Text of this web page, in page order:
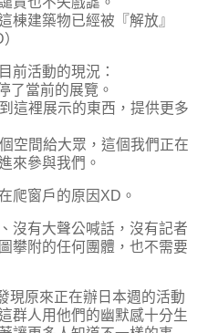
棟建築物已經被『解放』
前活動的現況：
了當前的展覽。
這裡展示的東西，提供更多
空間給大眾，這個我們正在
來參與我們。
爬窗戶的原因XD。
沒有大聲公喊話，沒有記者
攀附的任何團體，也不需要
現原來正在辦日本週的活動
群人用他們的幽默感十分生